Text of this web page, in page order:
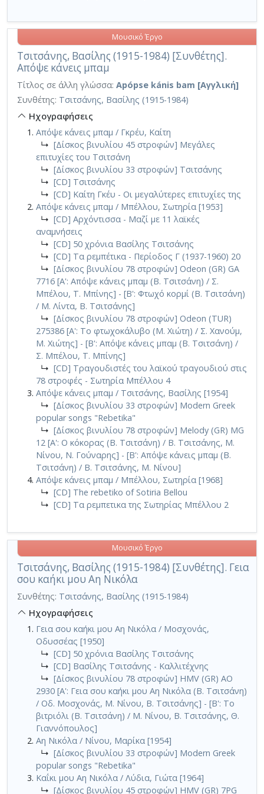
Τσιτσάνης, Βασίλης (1915-1984) [Συνθέτης].
Απόψε κάνεις μπαμ
Μουσικό Έργο
Τίτλος σε άλλη γλώσσα: Apópse kánis bam [Αγγλική]
Συνθέτης: Τσιτσάνης, Βασίλης (1915-1984)
Ηχογραφήσεις
Απόψε κάνεις μπαμ / Γκρέυ, Καίτη
↳ [Δίσκος βινυλίου 45 στροφών] Μεγάλες
επιτυχίες του Τσιτσάνη
↳ [Δίσκος βινυλίου 33 στροφών] Τσιτσάνης
↳ [CD] Τσιτσάνης
↳ [CD] Καίτη Γκέυ - Οι μεγαλύτερες επιτυχίες της
Απόψε κάνεις μπαμ / Μπέλλου, Σωτηρία [1953]
↳ [CD] Αρχόντισσα - Μαζί με 11 λαϊκές
αναμνήσεις
↳ [CD] 50 χρόνια Βασίλης Τσιτσάνης
↳ [CD] Τα ρεμπέτικα - Περίοδος Γ (1937-1960) 20
↳ [Δίσκος βινυλίου 78 στροφών] Odeon (GR) GA
7716 [Α': Απόψε κάνεις μπαμ (Β. Τσιτσάνη) / Σ.
Μπέλου, Τ. Μπίνης] - [Β': Φτωχό κορμί (Β. Τσιτσάνη)
/ Μ. Λίντα, Β. Τσιτσάνης]
↳ [Δίσκος βινυλίου 78 στροφών] Odeon (TUR)
275386 [Α': Το φτωχοκάλυβο (Μ. Χιώτη) / Σ. Χανούμ,
Μ. Χιώτης] - [Β': Απόψε κάνεις μπαμ (Β. Τσιτσάνη) /
Σ. Μπέλου, Τ. Μπίνης]
↳ [CD] Τραγουδιστές του λαϊκού τραγουδιού στις
78 στροφές - Σωτηρία Μπέλλου 4
Απόψε κάνεις μπαμ / Τσιτσάνης, Βασίλης [1954]
↳ [Δίσκος βινυλίου 33 στροφών] Modern Greek
popular songs "Rebetika"
↳ [Δίσκος βινυλίου 78 στροφών] Melody (GR) MG
12 [Α': Ο κόκορας (Β. Τσιτσάνη) / Β. Τσιτσάνης, Μ.
Νίνου, Ν. Γούναρης] - [Β': Απόψε κάνεις μπαμ (Β.
Τσιτσάνη) / Β. Τσιτσάνης, Μ. Νίνου]
Απόψε κάνεις μπαμ / Μπέλλου, Σωτηρία [1968]
↳ [CD] The rebetiko of Sotiria Bellou
↳ [CD] Τα ρεμπετικα της Σωτηρίας Μπέλλου 2
Τσιτσάνης, Βασίλης (1915-1984) [Συνθέτης]. Γεια
σου καήκι μου Αη Νικόλα
Μουσικό Έργο
Συνθέτης: Τσιτσάνης, Βασίλης (1915-1984)
Ηχογραφήσεις
Γεια σου καήκι μου Αη Νικόλα / Μοσχονάς,
Οδυσσέας [1950]
↳ [CD] 50 χρόνια Βασίλης Τσιτσάνης
↳ [CD] Βασίλης Τσιτσάνης - Καλλιτέχνης
↳ [Δίσκος βινυλίου 78 στροφών] HMV (GR) AO
2930 [Α': Γεια σου καήκι μου Αη Νικόλα (Β. Τσιτσάνη)
/ Οδ. Μοσχονάς, Μ. Νίνου, Β. Τσιτσάνης] - [Β': Το
βιτριόλι (Β. Τσιτσάνη) / Μ. Νίνου, Β. Τσιτσάνης, Θ.
Γιαννόπουλος]
Αη Νικόλα / Νίνου, Μαρίκα [1954]
↳ [Δίσκος βινυλίου 33 στροφών] Modern Greek
popular songs "Rebetika"
Καΐκι μου Αη Νικόλα / Λύδια, Γιώτα [1964]
↳ [Δίσκος βινυλίου 45 στροφών] HMV (GR) 7PG